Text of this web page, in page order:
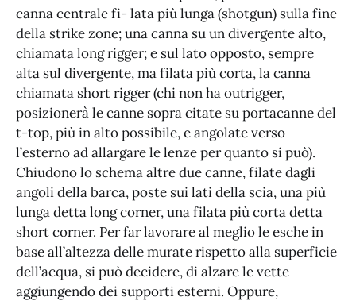
canna centrale fi- lata più lunga (shotgun) sulla fine
della strike zone; una canna su un divergente alto,
chiamata long rigger; e sul lato opposto, sempre
alta sul divergente, ma filata più corta, la canna
chiamata short rigger (chi non ha outrigger,
posizionerà le canne sopra citate su portacanne del
t-top, più in alto possibile, e angolate verso
l’esterno ad allargare le lenze per quanto si può).
Chiudono lo schema altre due canne, filate dagli
angoli della barca, poste sui lati della scia, una più
lunga detta long corner, una filata più corta detta
short corner. Per far lavorare al meglio le esche in
base all’altezza delle murate rispetto alla superficie
dell’acqua, si può decidere, di alzare le vette
aggiungendo dei supporti esterni. Oppure,